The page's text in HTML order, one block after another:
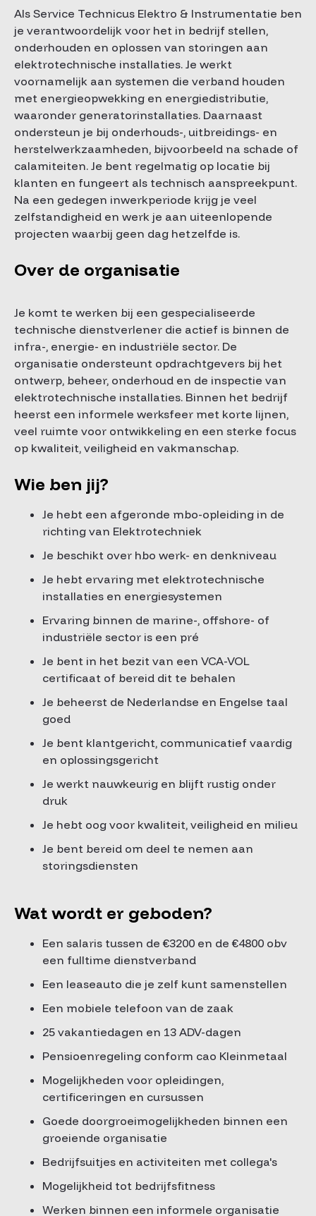
Als Service Technicus Elektro & Instrumentatie ben
je verantwoordelijk voor het in bedrijf stellen,
onderhouden en oplossen van storingen aan
elektrotechnische installaties. Je werkt
voornamelijk aan systemen die verband houden
met energieopwekking en energiedistributie,
waaronder generatorinstallaties. Daarnaast
ondersteun je bij onderhouds-, uitbreidings- en
herstelwerkzaamheden, bijvoorbeeld na schade of
calamiteiten. Je bent regelmatig op locatie bij
klanten en fungeert als technisch aanspreekpunt.
Na een gedegen inwerkperiode krijg je veel
zelfstandigheid en werk je aan uiteenlopende
projecten waarbij geen dag hetzelfde is.
Over de organisatie
Je komt te werken bij een gespecialiseerde
technische dienstverlener die actief is binnen de
infra-, energie- en industriële sector. De
organisatie ondersteunt opdrachtgevers bij het
ontwerp, beheer, onderhoud en de inspectie van
elektrotechnische installaties. Binnen het bedrijf
heerst een informele werksfeer met korte lijnen,
veel ruimte voor ontwikkeling en een sterke focus
op kwaliteit, veiligheid en vakmanschap.
Wie ben jij?
Je hebt een afgeronde mbo-opleiding in de
richting van Elektrotechniek
Je beschikt over hbo werk- en denkniveau
Je hebt ervaring met elektrotechnische
installaties en energiesystemen
Ervaring binnen de marine-, offshore- of
industriële sector is een pré
Je bent in het bezit van een VCA-VOL
certificaat of bereid dit te behalen
Je beheerst de Nederlandse en Engelse taal
goed
Je bent klantgericht, communicatief vaardig
en oplossingsgericht
Je werkt nauwkeurig en blijft rustig onder
druk
Je hebt oog voor kwaliteit, veiligheid en milieu
Je bent bereid om deel te nemen aan
storingsdiensten
Wat wordt er geboden?
Een salaris tussen de €3200 en de €4800 obv
een fulltime dienstverband
Een leaseauto die je zelf kunt samenstellen
Een mobiele telefoon van de zaak
25 vakantiedagen en 13 ADV-dagen
Pensioenregeling conform cao Kleinmetaal
Mogelijkheden voor opleidingen,
certificeringen en cursussen
Goede doorgroeimogelijkheden binnen een
groeiende organisatie
Bedrijfsuitjes en activiteiten met collega's
Mogelijkheid tot bedrijfsfitness
Werken binnen een informele organisatie